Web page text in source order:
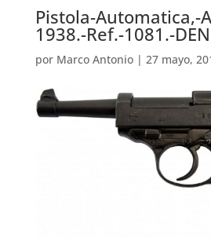
Pistola-Automatica,-
1938.-Ref.-1081.-
por Marco Antonio| 27 mayo,